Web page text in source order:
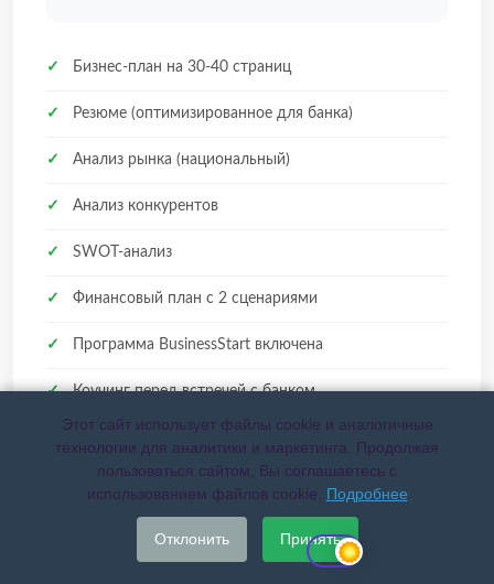
✓ Бизнес-план на 30-40 страниц
✓ Резюме (оптимизированное для банка)
✓ Анализ рынка (национальный)
✓ Анализ конкурентов
✓ SWOT-анализ
✓ Финансовый план с 2 сценариями
✓ Программа BusinessStart включена
✓ Коучинг перед встречей с банком
Персональная консультация экспертов
Этот сайт использует файлы cookie и аналогичные
технологии для аналитики и маркетинга. Продолжая
пользоваться сайтом, Вы соглашаетесь с
использованием файлов cookie.
Подробнее
Отклонить Принять